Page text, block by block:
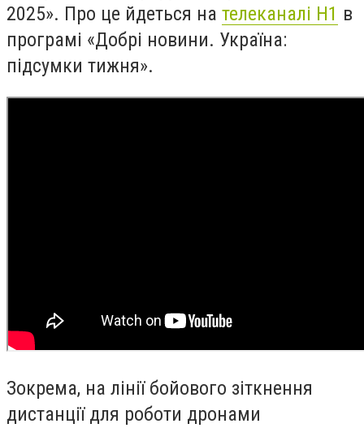
2025». Про це йдеться на телеканалі Н1 в
програмі «Добрі новини. Україна:
підсумки тижня».
Зокрема, на лінії бойового зіткнення
дистанції для роботи дронами